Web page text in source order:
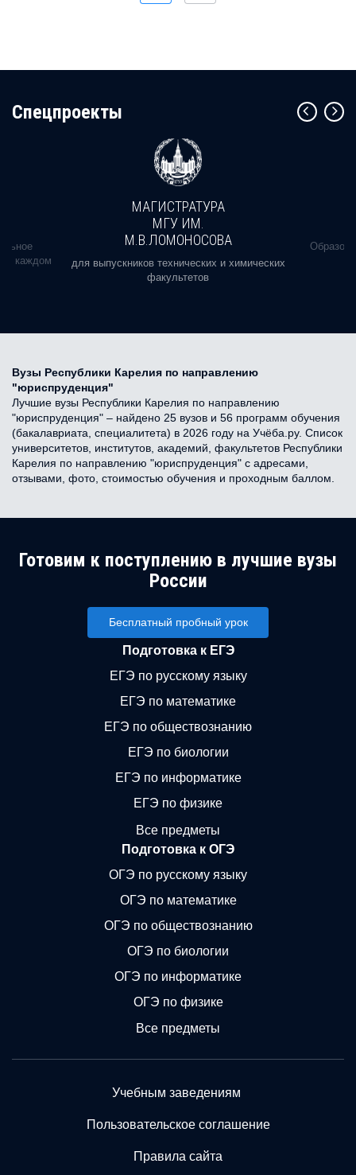
Cпецпроекты
в каждом
МАГИСТРАТУРА
МГУ ИМ.
М.В.ЛОМОНОСОВА
для выпускников технических и химических
факультетов
Вузы Республики Карелия по направлению
"юриспруденция"
Лучшие вузы Республики Карелия по направлению
"юриспруденция" – найдено 25 вузов и 56 программ обучения
(бакалавриата, специалитета) в 2026 году на Учёба.ру. Список
университетов, институтов, академий, факультетов Республики
Карелия по направлению "юриспруденция" с адресами,
отзывами, фото, стоимостью обучения и проходным баллом.
Готовим к поступлению в лучшие вузы
России
Бесплатный пробный урок
Подготовка к ЕГЭ
ЕГЭ по русскому языку
ЕГЭ по математике
ЕГЭ по обществознанию
ЕГЭ по биологии
ЕГЭ по информатике
ЕГЭ по физике
Все предметы
Подготовка к ОГЭ
ОГЭ по русскому языку
ОГЭ по математике
ОГЭ по обществознанию
ОГЭ по биологии
ОГЭ по информатике
ОГЭ по физике
Все предметы
Учебным заведениям
Пользовательское соглашение
Правила сайта